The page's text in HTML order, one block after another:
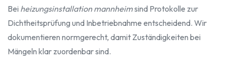
Bei heizungsinstallation mannheimsind Protokolle zur
Dichtheitsprüfung und Inbetriebnahme entscheidend. Wir
dokumentieren normgerecht, damit Zuständigkeiten bei
Mängeln klar zuordenbar sind.